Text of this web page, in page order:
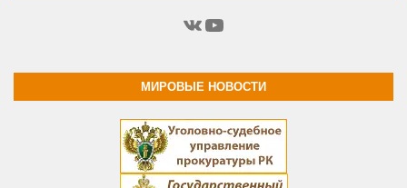
ВКонтакте
YouTube
МИРОВЫЕ НОВОСТИ